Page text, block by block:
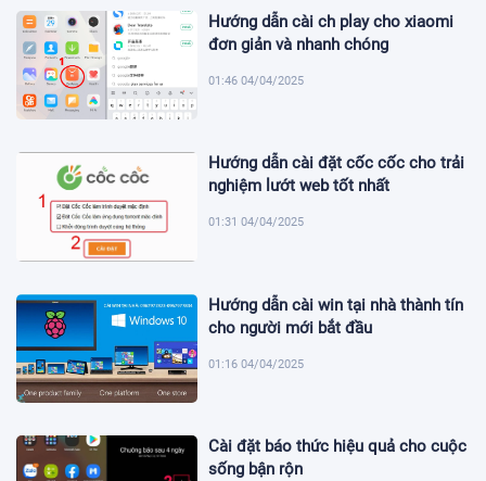
Hướng dẫn cài ch play cho xiaomi
đơn giản và nhanh chóng
01:46 04/04/2025
Hướng dẫn cài đặt cốc cốc cho trải
nghiệm lướt web tốt nhất
01:31 04/04/2025
Hướng dẫn cài win tại nhà thành tín
cho người mới bắt đầu
01:16 04/04/2025
Cài đặt báo thức hiệu quả cho cuộc
sống bận rộn